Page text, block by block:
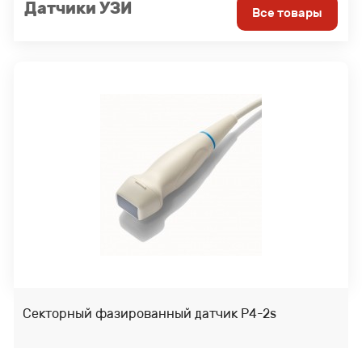
Датчики УЗИ Все товары
Секторный фазированный датчик P4-2s